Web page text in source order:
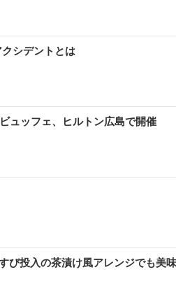
シデントとは
ュッフェ、ヒルトン広島で開催
び投入の茶漬け風アレンジでも美